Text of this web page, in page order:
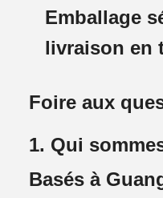
Emballage
livraison en
Foire aux
1. Qui
Basés à